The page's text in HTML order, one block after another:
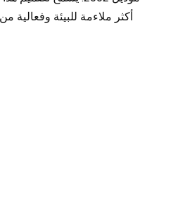
أكثر ملاءمة للبيئة وفعالية